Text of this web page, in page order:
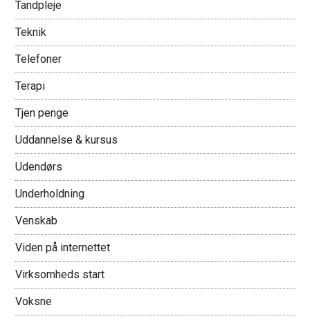
Tandpleje
Teknik
Telefoner
Terapi
Tjen penge
Uddannelse & kursus
Udendørs
Underholdning
Venskab
Viden på internettet
Virksomheds start
Voksne